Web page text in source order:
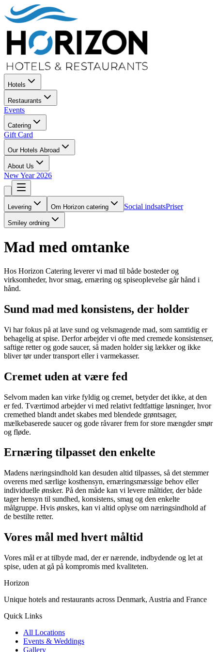
Hotels
Restaurants
Events
Catering
Gift Card
Our Hotels Abroad
About Us
New Year 2026
Levering Om Horizon catering Social indsatsPriser
Smiley ordning
Mad med omtanke
Hos Horizon Catering leverer vi mad til både bosteder og
virksomheder, hvor smag, ernæring og spiseoplevelse går hånd i
hånd.
Sund mad med konsistens, der holder
Vi har fokus på at lave sund og velsmagende mad, som samtidig er
behagelig at spise. Derfor arbejder vi ofte med cremede konsistenser,
saftige retter og gode saucer, så maden holder sig lækker og ikke
bliver tør under transport eller i varmekasser.
Cremet uden at være fed
Selvom maden kan virke fyldig og cremet, betyder det ikke, at den
er fed. Tværtimod arbejder vi med relativt fedtfattige løsninger, hvor
cremethed blandt andet skabes med blendede grøntsager,
mælkebaserede saucer og gode råvarer frem for store mængder smør
og fløde.
Ernæring tilpasset den enkelte
Madens næringsindhold kan desuden altid tilpasses, så det stemmer
overens med særlige kosthensyn, ernæringsmæssige behov eller
individuelle ønsker. På den måde kan vi levere måltider, der både
tager hensyn til sundhed, konsistens, smag og den enkelte
målgruppe. Hvis ønskes, kan vi altid oplyse om næringsindhold af
de bestilte retter.
Vores mål med hvert måltid
Vores mål er at tilbyde mad, der er nærende, indbydende og let at
spise, uden at gå på kompromis med kvaliteten.
Horizon
Unique hotels and restaurants across Denmark, Austria and France
Quick Links
All Locations
Events & Weddings
Gallery